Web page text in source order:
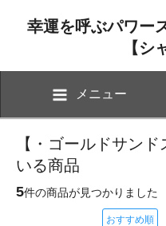
幸運を呼ぶパワー
【シ
メニュー
【・ゴールドサン
いる商品
5件の商品が見つかりました
おすすめ順